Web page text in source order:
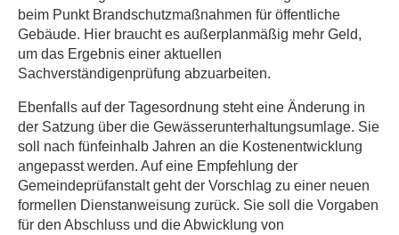
beim Punkt Brandschutzmaßnahmen für öffentliche
Gebäude. Hier braucht es außerplanmäßig mehr Geld,
um das Ergebnis einer aktuellen
Sachverständigenprüfung abzuarbeiten.
Ebenfalls auf der Tagesordnung steht eine Änderung in
der Satzung über die Gewässerunterhaltungsumlage. Sie
soll nach fünfeinhalb Jahren an die Kostenentwicklung
angepasst werden. Auf eine Empfehlung der
Gemeindeprüfanstalt geht der Vorschlag zu einer neuen
formellen Dienstanweisung zurück. Sie soll die Vorgaben
für den Abschluss und die Abwicklung von